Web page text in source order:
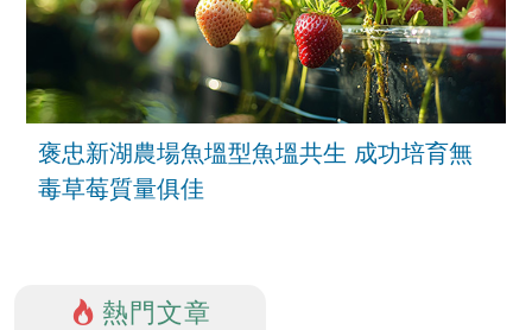
褒忠新湖農場魚塭型魚塭共生 成功培育無
毒草莓質量俱佳
熱門文章